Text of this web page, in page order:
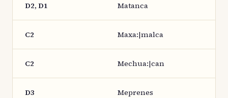
D2, D1 Matanca
C2 Maxa:|malca
C2 Mechua:|can
D3 Meprenes